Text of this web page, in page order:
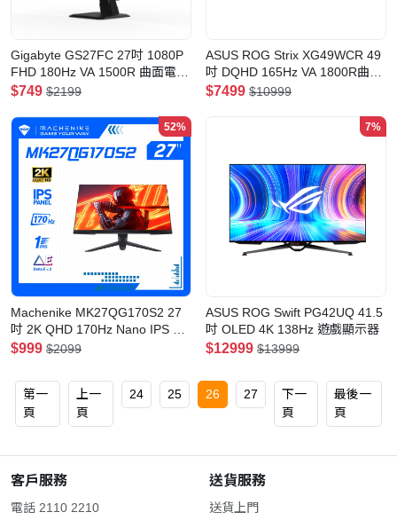
Gigabyte GS27FC 27吋 1080P
FHD 180Hz VA 1500R 曲面電競
顯示器
$749 $2199
ASUS ROG Strix XG49WCR 49
吋 DQHD 165Hz VA 1800R曲面
電競顯示器
$7499 $10999
52%
Machenike MK27QG170S2 27
吋 2K QHD 170Hz Nano IPS 顯
示器
$999 $2099
7%
ASUS ROG Swift PG42UQ 41.5
吋 OLED 4K 138Hz 遊戲顯示器
$12999 $13999
第一
頁
上一
頁
24 25 26 27
下一
頁
最後一
頁
客戶服務
電話 2110 2210
送貨服務
送貨上門